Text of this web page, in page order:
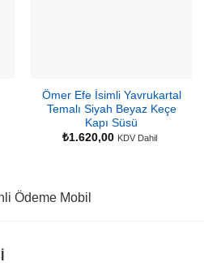
Ömer Efe İsimli Yavrukartal
Temalı Siyah Beyaz Keçe
Kapı Süsü
₺1.620,00 KDV Dahil